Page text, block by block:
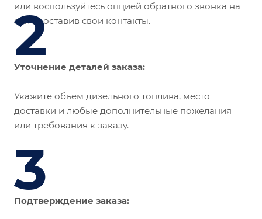
или воспользуйтесь опцией обратного звонка на
сайте, оставив свои контакты.
2
Уточнение деталей заказа:
Укажите объем дизельного топлива, место
доставки и любые дополнительные пожелания
или требования к заказу.
3
Подтверждение заказа: